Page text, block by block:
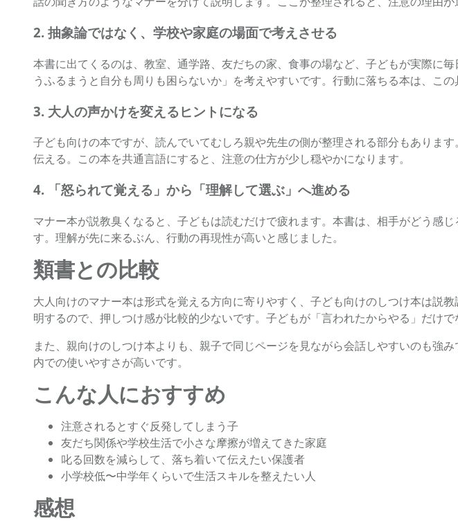
2. 抽象論ではなく、学校や家庭の場面で考えさせる
本書に出てくるのは、教室、通学路、友だちの家、食事の場など、子どもが実際に
うふるまうと自分も周りも困らないか」を考えやすいです。行動に落ちる本は、この
3. 大人の声かけを変えるヒントになる
子ども向けの本ですが、読んでいてむしろ親や先生の側が整理される部分もありま
伝える。この本を共通言語にすると、注意の仕方が少し穏やかになります。
4. 「怒られて覚える」から「理解して選ぶ」へ進める
マナー本が説教臭くなると、子どもは読むだけで疲れます。本書は、相手がどう感
す。理解が先に来るぶん、行動の再現性が高いと感じました。
類書との比較
大人向けのマナー本は形式を覚える方向に寄りやすく、子ども向けのしつけ本は説
明するので、押しつけ感が比較的少ないです。子どもが「言われたからやる」だけ
また、親向けのしつけ本よりも、親子で同じページを見ながら会話しやすいのも強
内での使いやすさが高いです。
こんな人におすすめ
注意されるとすぐ反発してしまう子
友だち関係や学校生活で小さな摩擦が増えてきた家庭
叱る回数を減らして、落ち着いて伝えたい保護者
小学校低〜中学年くらいで生活スキルを整えたい人
感想